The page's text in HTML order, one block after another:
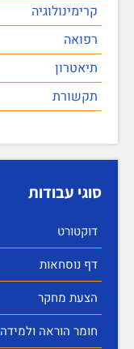
קרימינולוגיה
רפואה
תיאטרון
תקשורת
סוגי עבודות
דוקטורט
דף נוסחאות
הצעת מחקר
חומר הוראה ולמידה